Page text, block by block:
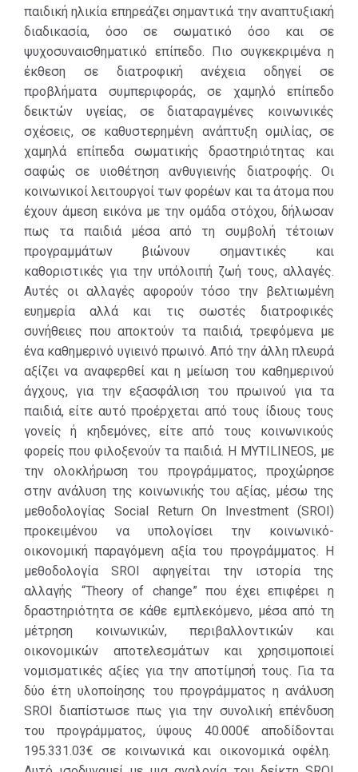
συμμετοχής στο
πρόγραμμα
προσφέροντας
ποσότητες
τροφίμων σε είδη
που χρειάζονται
περισσότερο, για
δυο έτη. Η
MYTILINEOS, με
την ολοκλήρωση
του
προγράμματος,
προχώρησε στην
ανάλυση της
κοινωνικής του
αξίας, μέσω της
μεθοδολογίας
Social Return On
Investment (SROI)
προκειμένου να
υπολογίσει την
κοινωνικό-
οικονομική
παραγόμενη αξία
του
προγράμματος. Η
μεθοδολογία
SROI αφηγείται
την ιστορία της
αλλαγής “Theory
of change” που
έχει επιφέρει η
δραστηριότητα
σε κάθε
εμπλεκόμενο,
μέσα από τη
μέτρηση
κοινωνικών,
τροφίμων σε
είδη που
χρειάζονται
περισσότερο.
παιδική ηλικία επηρεάζει σημαντικά την αναπτυξιακή
διαδικασία, όσο σε σωματικό όσο και σε
ψυχοσυναισθηματικό επίπεδο. Πιο συγκεκριμένα η
έκθεση σε διατροφική ανέχεια οδηγεί σε
προβλήματα συμπεριφοράς, σε χαμηλό επίπεδο
δεικτών υγείας, σε διαταραγμένες κοινωνικές
σχέσεις, σε καθυστερημένη ανάπτυξη ομιλίας, σε
χαμηλά επίπεδα σωματικής δραστηριότητας και
σαφώς σε υιοθέτηση ανθυγιεινής διατροφής. Οι
κοινωνικοί λειτουργοί των φορέων και τα άτομα που
έχουν άμεση εικόνα με την ομάδα στόχου, δήλωσαν
πως τα παιδιά μέσα από τη συμβολή τέτοιων
προγραμμάτων βιώνουν σημαντικές και
καθοριστικές για την υπόλοιπή ζωή τους, αλλαγές.
Αυτές οι αλλαγές αφορούν τόσο την βελτιωμένη
ευημερία αλλά και τις σωστές διατροφικές
συνήθειες που αποκτούν τα παιδιά, τρεφόμενα με
ένα καθημερινό υγιεινό πρωινό. Από την άλλη πλευρά
αξίζει να αναφερθεί και η μείωση του καθημερινού
άγχους, για την εξασφάλιση του πρωινού για τα
παιδιά, είτε αυτό προέρχεται από τους ίδιους τους
γονείς ή κηδεμόνες, είτε από τους κοινωνικούς
φορείς που φιλοξενούν τα παιδιά. Η MYTILINEOS, με
την ολοκλήρωση του προγράμματος, προχώρησε
στην ανάλυση της κοινωνικής του αξίας, μέσω της
μεθοδολογίας Social Return On Investment (SROI)
προκειμένου να υπολογίσει την κοινωνικό-
οικονομική παραγόμενη αξία του προγράμματος. Η
μεθοδολογία SROI αφηγείται την ιστορία της
αλλαγής “Theory of change” που έχει επιφέρει η
δραστηριότητα σε κάθε εμπλεκόμενο, μέσα από τη
μέτρηση κοινωνικών, περιβαλλοντικών και
οικονομικών αποτελεσμάτων και χρησιμοποιεί
νομισματικές αξίες για την αποτίμησή τους. Για τα
δύο έτη υλοποίησης του προγράμματος η ανάλυση
SROI διαπίστωσε πως για την συνολική επένδυση
του προγράμματος, ύψους 40.000€ αποδίδονται
195.331.03€ σε κοινωνικά και οικονομικά οφέλη.